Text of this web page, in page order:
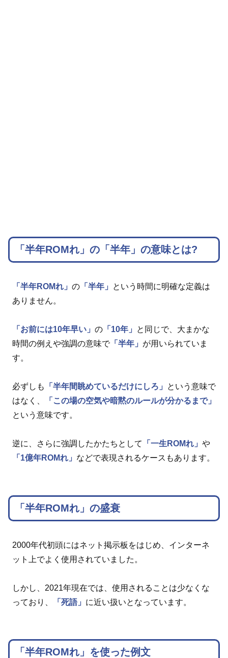
「半年ROMれ」の「半年」の意味とは?
「半年ROMれ」 の 「半年」
という時間に明確な定義は
ありません。
「お前には10年早い」 の 「10年」
と同じで、大まかな
時間の例えや強調の意味で「半年」 が用いられていま
す。
必ずしも 「半年間眺めているだけにしろ」
という意味で
はなく、
「この場の空気や暗黙のルールが分かるまで」
という意味です。
逆に、さらに強調したかたちとして 「一生ROMれ」 や
「1億年ROMれ」 などで表現されるケースもあります。
「半年ROMれ」の盛衰
2000年代初頭にはネット掲示板をはじめ、インターネ
ット上でよく使用されていました。
しかし、2021年現在では、使用されることは少なくな
っており、
「死語」 に近い扱いとなっています。
「半年ROMれ」を使った例文